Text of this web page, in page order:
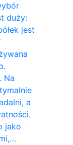
duży:
jest
Na
a
jako